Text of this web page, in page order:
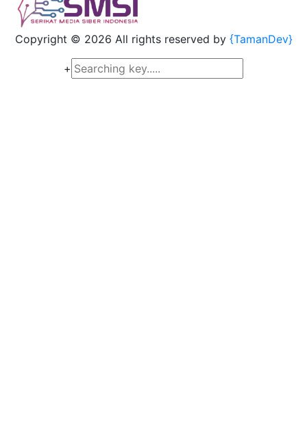
Copyright © 2026 All rights reserved by {TamanDev}
+